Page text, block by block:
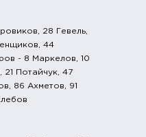
28 Гевель,
44
- 8 Маркелов, 10
21 Потайчук, 47
86 Ахметов, 91